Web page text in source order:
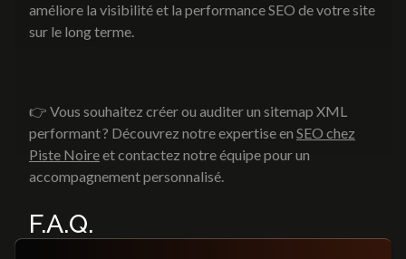
améliore la visibilité et la performance SEO de votre site
sur le long terme.
👉 Vous souhaitez créer ou auditer un sitemap XML
performant ? Découvrez notre expertise en SEO chez
Piste Noireet contactez notre équipe pour un
accompagnement personnalisé.
F.A.Q.